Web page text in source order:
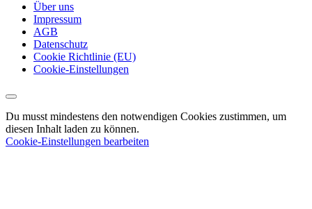
Über uns
Impressum
AGB
Datenschutz
Cookie Richtlinie (EU)
Cookie-Einstellungen
Du musst mindestens den notwendigen Cookies zustimmen, um
diesen Inhalt laden zu können.
Cookie-Einstellungen bearbeiten